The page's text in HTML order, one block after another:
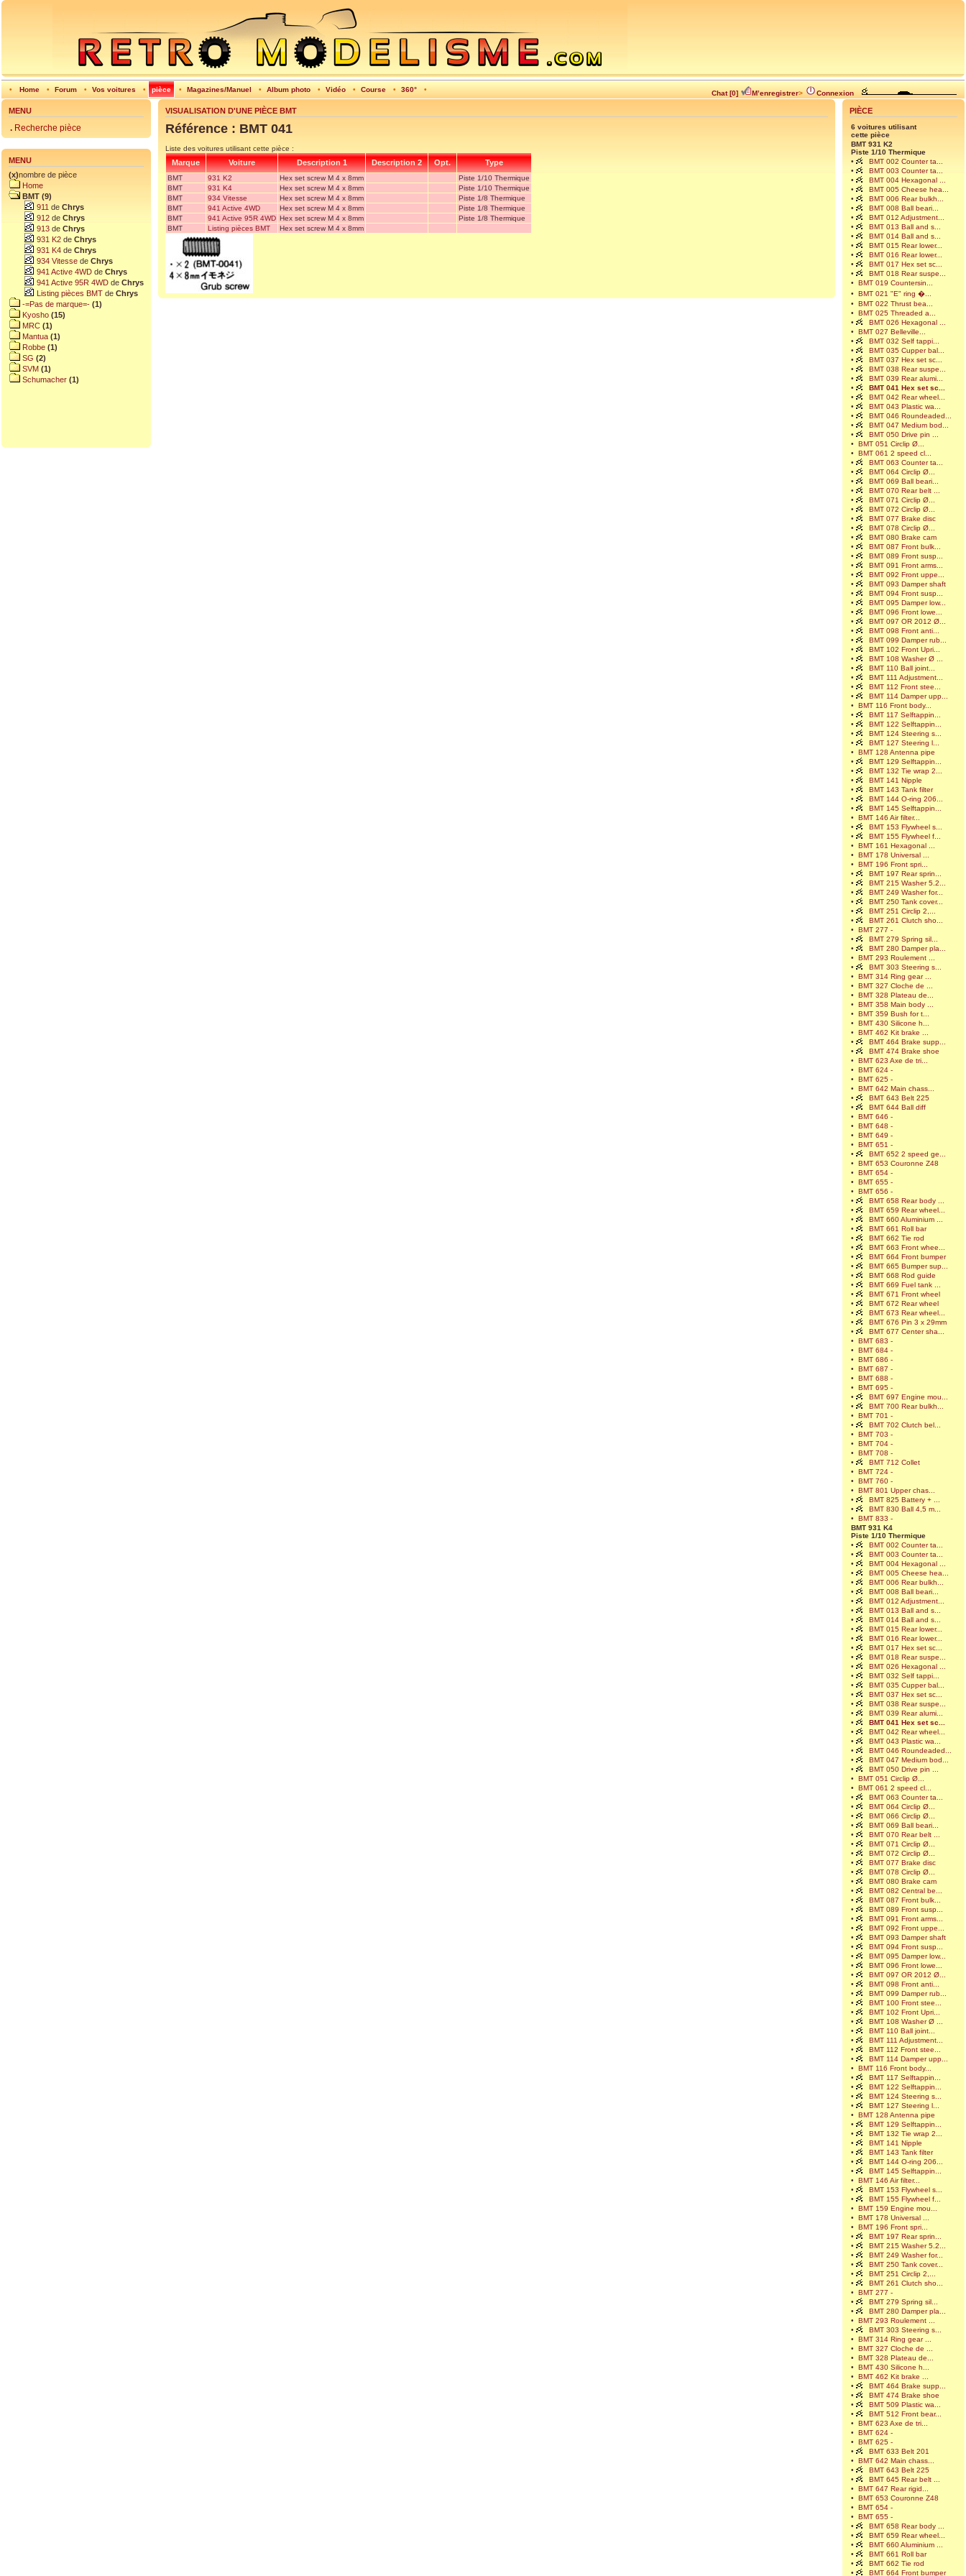
• Home • Forum • Vos voitures • pièce • Magazines/Manuel • Album photo • Vidéo • Course • 360° • Chat [0] M’enregistrer> Connexion
MENU
. Recherche pièce
MENU
(x)nombre de pièce
Home
BMT (9)
911 de Chrys
912 de Chrys
913 de Chrys
931 K2 de Chrys
931 K4 de Chrys
934 Vitesse de Chrys
941 Active 4WD de Chrys
941 Active 95R 4WD de Chrys
Listing pièces BMT de Chrys
-=Pas de marque=- (1)
Kyosho (15)
MRC (1)
Mantua (1)
Robbe (1)
SG (2)
SVM (1)
Schumacher (1)
VISUALISATION D'UNE PIÈCE BMT
Référence : BMT 041
Liste des voitures utilisant cette pièce :
Marque Voiture Description 1 Description 2 Opt. Type
BMT 931 K2 Hex set screw M 4 x 8mm
Piste 1/10 Thermique
BMT
931 K4 Hex set screw M 4 x 8mm
Piste 1/10 Thermique
BMT
934 Vitesse Hex set screw M 4 x 8mm
Piste 1/8 Thermique
BMT
941 Active 4WD Hex set screw M 4 x 8mm
Piste 1/8 Thermique
BMT
941 Active 95R 4WD Hex set screw M 4 x 8mm
Piste 1/8 Thermique
BMT
Listing pièces BMT Hex set screw M 4 x 8mm
PIÈCE
6 voitures utilisant
cette pièce
BMT 931 K2
Piste 1/10 Thermique
•
BMT 002 Counter ta...
•
BMT 003 Counter ta...
•
BMT 004 Hexagonal ...
•
BMT 005 Cheese hea...
•
BMT 006 Rear bulkh...
•
BMT 008 Ball beari...
•
BMT 012 Adjustment...
•
BMT 013 Ball and s...
•
BMT 014 Ball and s...
•
BMT 015 Rear lower...
•
BMT 016 Rear lower...
•
BMT 017 Hex set sc...
•
BMT 018 Rear suspe...
•
BMT 019 Countersin...
•
BMT 021 "E" ring �...
•
BMT 022 Thrust bea...
•
BMT 025 Threaded a...
•
BMT 026 Hexagonal ...
•
BMT 027 Belleville...
•
BMT 032 Self tappi...
•
BMT 035 Cupper bal...
•
BMT 037 Hex set sc...
•
BMT 038 Rear suspe...
•
BMT 039 Rear alumi...
•
BMT 041 Hex set sc...
•
BMT 042 Rear wheel...
•
BMT 043 Plastic wa...
•
BMT 046 Roundeaded...
•
BMT 047 Medium bod...
•
BMT 050 Drive pin ...
•
BMT 051 Circlip Ø...
•
BMT 061 2 speed cl...
•
BMT 063 Counter ta...
•
BMT 064 Circlip Ø...
•
BMT 069 Ball beari...
•
BMT 070 Rear belt ...
•
BMT 071 Circlip Ø...
•
BMT 072 Circlip Ø...
•
BMT 077 Brake disc
•
BMT 078 Circlip Ø...
•
BMT 080 Brake cam
•
BMT 087 Front bulk...
•
BMT 089 Front susp...
•
BMT 091 Front arms...
•
BMT 092 Front uppe...
•
BMT 093 Damper shaft
•
BMT 094 Front susp...
•
BMT 095 Damper low...
•
BMT 096 Front lowe...
•
BMT 097 OR 2012 Ø...
•
BMT 098 Front anti...
•
BMT 099 Damper rub...
•
BMT 102 Front Upri...
•
BMT 108 Washer Ø ...
•
BMT 110 Ball joint...
•
BMT 111 Adjustment...
•
BMT 112 Front stee...
•
BMT 114 Damper upp...
•
BMT 116 Front body...
•
BMT 117 Selftappin...
•
BMT 122 Selftappin...
•
BMT 124 Steering s...
•
BMT 127 Steering l...
•
BMT 128 Antenna pipe
•
BMT 129 Selftappin...
•
BMT 132 Tie wrap 2...
•
BMT 141 Nipple
•
BMT 143 Tank filter
•
BMT 144 O-ring 206...
•
BMT 145 Selftappin...
•
BMT 146 Air filter...
•
BMT 153 Flywheel s...
•
BMT 155 Flywheel f...
•
BMT 161 Hexagonal ...
•
BMT 178 Universal ...
•
BMT 196 Front spri...
•
BMT 197 Rear sprin...
•
BMT 215 Washer 5.2...
•
BMT 249 Washer for...
•
BMT 250 Tank cover...
•
BMT 251 Circlip 2,...
•
BMT 261 Clutch sho...
•
BMT 277 -
•
BMT 279 Spring sil...
•
BMT 280 Damper pla...
•
BMT 293 Roulement ...
•
BMT 303 Steering s...
•
BMT 314 Ring gear ...
•
BMT 327 Cloche de ...
•
BMT 328 Plateau de...
•
BMT 358 Main body ...
•
BMT 359 Bush for t...
•
BMT 430 Silicone h...
•
BMT 462 Kit brake ...
•
BMT 464 Brake supp...
•
BMT 474 Brake shoe
•
BMT 623 Axe de tri...
•
BMT 624 -
•
BMT 625 -
•
BMT 642 Main chass...
•
BMT 643 Belt 225
•
BMT 644 Ball diff
•
BMT 646 -
•
BMT 648 -
•
BMT 649 -
•
BMT 651 -
•
BMT 652 2 speed ge...
•
BMT 653 Couronne Z48
•
BMT 654 -
•
BMT 655 -
•
BMT 656 -
•
BMT 658 Rear body ...
•
BMT 659 Rear wheel...
•
BMT 660 Aluminium ...
•
BMT 661 Roll bar
•
BMT 662 Tie rod
•
BMT 663 Front whee...
•
BMT 664 Front bumper
•
BMT 665 Bumper sup...
•
BMT 668 Rod guide
•
BMT 669 Fuel tank ...
•
BMT 671 Front wheel
•
BMT 672 Rear wheel
•
BMT 673 Rear wheel...
•
BMT 676 Pin 3 x 29mm
•
BMT 677 Center sha...
•
BMT 683 -
•
BMT 684 -
•
BMT 686 -
•
BMT 687 -
•
BMT 688 -
•
BMT 695 -
•
BMT 697 Engine mou...
•
BMT 700 Rear bulkh...
•
BMT 701 -
•
BMT 702 Clutch bel...
•
BMT 703 -
•
BMT 704 -
•
BMT 708 -
•
BMT 712 Collet
•
BMT 724 -
•
BMT 760 -
•
BMT 801 Upper chas...
•
BMT 825 Battery + ...
•
BMT 830 Ball 4,5 m...
•
BMT 833 -
BMT 931 K4
Piste 1/10 Thermique
•
BMT 002 Counter ta...
•
BMT 003 Counter ta...
•
BMT 004 Hexagonal ...
•
BMT 005 Cheese hea...
•
BMT 006 Rear bulkh...
•
BMT 008 Ball beari...
•
BMT 012 Adjustment...
•
BMT 013 Ball and s...
•
BMT 014 Ball and s...
•
BMT 015 Rear lower...
•
BMT 016 Rear lower...
•
BMT 017 Hex set sc...
•
BMT 018 Rear suspe...
•
BMT 026 Hexagonal ...
•
BMT 032 Self tappi...
•
BMT 035 Cupper bal...
•
BMT 037 Hex set sc...
•
BMT 038 Rear suspe...
•
BMT 039 Rear alumi...
•
BMT 041 Hex set sc...
•
BMT 042 Rear wheel...
•
BMT 043 Plastic wa...
•
BMT 046 Roundeaded...
•
BMT 047 Medium bod...
•
BMT 050 Drive pin ...
•
BMT 051 Circlip Ø...
•
BMT 061 2 speed cl...
•
BMT 063 Counter ta...
•
BMT 064 Circlip Ø...
•
BMT 066 Circlip Ø...
•
BMT 069 Ball beari...
•
BMT 070 Rear belt ...
•
BMT 071 Circlip Ø...
•
BMT 072 Circlip Ø...
•
BMT 077 Brake disc
•
BMT 078 Circlip Ø...
•
BMT 080 Brake cam
•
BMT 082 Central be...
•
BMT 087 Front bulk...
•
BMT 089 Front susp...
•
BMT 091 Front arms...
•
BMT 092 Front uppe...
•
BMT 093 Damper shaft
•
BMT 094 Front susp...
•
BMT 095 Damper low...
•
BMT 096 Front lowe...
•
BMT 097 OR 2012 Ø...
•
BMT 098 Front anti...
•
BMT 099 Damper rub...
•
BMT 100 Front stee...
•
BMT 102 Front Upri...
•
BMT 108 Washer Ø ...
•
BMT 110 Ball joint...
•
BMT 111 Adjustment...
•
BMT 112 Front stee...
•
BMT 114 Damper upp...
•
BMT 116 Front body...
•
BMT 117 Selftappin...
•
BMT 122 Selftappin...
•
BMT 124 Steering s...
•
BMT 127 Steering l...
•
BMT 128 Antenna pipe
•
BMT 129 Selftappin...
•
BMT 132 Tie wrap 2...
•
BMT 141 Nipple
•
BMT 143 Tank filter
•
BMT 144 O-ring 206...
•
BMT 145 Selftappin...
•
BMT 146 Air filter...
•
BMT 153 Flywheel s...
•
BMT 155 Flywheel f...
•
BMT 159 Engine mou...
•
BMT 178 Universal ...
•
BMT 196 Front spri...
•
BMT 197 Rear sprin...
•
BMT 215 Washer 5.2...
•
BMT 249 Washer for...
•
BMT 250 Tank cover...
•
BMT 251 Circlip 2,...
•
BMT 261 Clutch sho...
•
BMT 277 -
•
BMT 279 Spring sil...
•
BMT 280 Damper pla...
•
BMT 293 Roulement ...
•
BMT 303 Steering s...
•
BMT 314 Ring gear ...
•
BMT 327 Cloche de ...
•
BMT 328 Plateau de...
•
BMT 430 Silicone h...
•
BMT 462 Kit brake ...
•
BMT 464 Brake supp...
•
BMT 474 Brake shoe
•
BMT 509 Plastic wa...
•
BMT 512 Front bear...
•
BMT 623 Axe de tri...
•
BMT 624 -
•
BMT 625 -
•
BMT 633 Belt 201
•
BMT 642 Main chass...
•
BMT 643 Belt 225
•
BMT 645 Rear belt ...
•
BMT 647 Rear rigid...
•
BMT 653 Couronne Z48
•
BMT 654 -
•
BMT 655 -
•
BMT 658 Rear body ...
•
BMT 659 Rear wheel...
•
BMT 660 Aluminium ...
•
BMT 661 Roll bar
•
BMT 662 Tie rod
•
BMT 664 Front bumper